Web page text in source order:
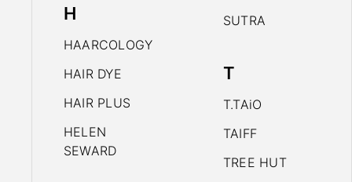
H
HAARCOLOGY
HAIR DYE
HAIR PLUS
HELEN
SEWARD
SUTRA
T
T.TAiO
TAIFF
TREE HUT